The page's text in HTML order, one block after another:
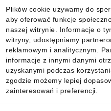
Plików cookie używamy do
aby oferować funkcje
naszej witrynie. Informacje o
witryny, udostępniamy
reklamowym i analitycznym.
informacje z innymi danymi
uzyskanymi podczas
zgodzie możemy lepiej
zainteresowań i preferencji.
Informacje
Pobierz naszą